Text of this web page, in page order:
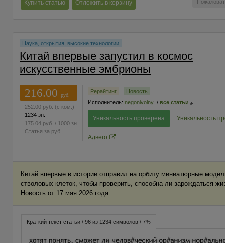
Купить статью Отложить в корзину
Наука, открытия, высокие технологии
Китай впервые запустил в космос
искусственные эмбрионы
216.00
руб.
252.00 руб. (с ком.)
1234 зн.
175.04 руб. / 1000 зн.
Статья за руб.
Рерайтинг
Новость
Исполнитель: negonivolny / все статьи
Уникальность проверена Уникальность
Адвего
Китай впервые в истории отправил на орбиту миниатюрные
стволовых клеток, чтобы проверить, способна ли зарождаться
Новость от 17 мая 2026 года.
Краткий текст статьи / 96 из 1234 символов / 7%